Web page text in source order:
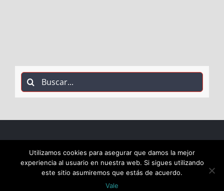
Buscar:
COPYRIGHT 2018 Socialistas de Alcalá PSOE ALCALÁ |
ALL RIGHTS RESERVED |
Utilizamos cookies para asegurar que damos la mejor
experiencia al usuario en nuestra web. Si sigues utilizando
este sitio asumiremos que estás de acuerdo.
Vale